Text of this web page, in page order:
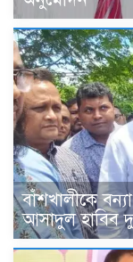
বাঁশখালীকে
আসাদুল হাবিব